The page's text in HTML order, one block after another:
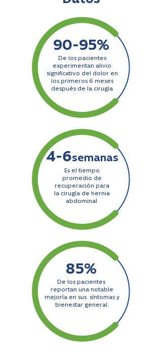
90-95%
De los pacientes
experimentan alivio
significativo del dolor en
los primeros 6 meses
después de la cirugía
4-6semanas
Es el tiempo
promedio de
recuperación para
la cirugía de hernia
abdominal
85%
De los pacientes
reportan una notable
mejoría en sus síntomas y
bienestar general.